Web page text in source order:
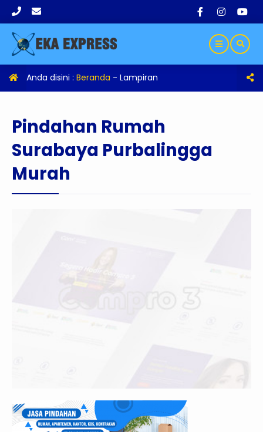
Anda disini : Beranda - Lampiran
Pindahan Rumah
Surabaya Purbalingga
Murah